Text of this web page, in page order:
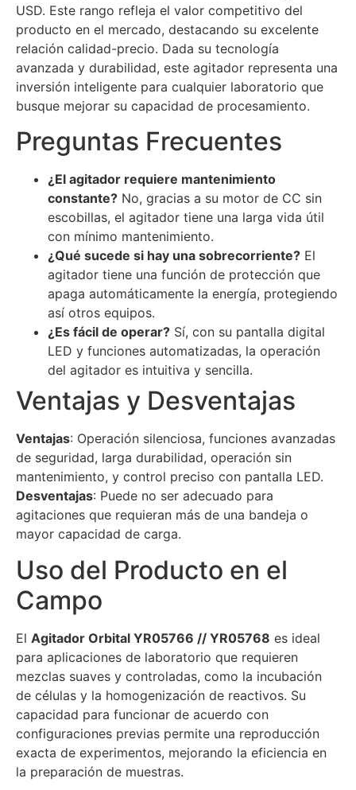
USD. Este rango refleja el valor competitivo del
producto en el mercado, destacando su excelente
relación calidad-precio. Dada su tecnología
avanzada y durabilidad, este agitador representa una
inversión inteligente para cualquier laboratorio que
busque mejorar su capacidad de procesamiento.
Preguntas Frecuentes
¿El agitador requiere mantenimiento
constante? No, gracias a su motor de CC sin
escobillas, el agitador tiene una larga vida útil
con mínimo mantenimiento.
¿Qué sucede si hay una sobrecorriente? El
agitador tiene una función de protección que
apaga automáticamente la energía, protegiendo
así otros equipos.
¿Es fácil de operar? Sí, con su pantalla digital
LED y funciones automatizadas, la operación
del agitador es intuitiva y sencilla.
Ventajas y Desventajas
Ventajas: Operación silenciosa, funciones avanzadas
de seguridad, larga durabilidad, operación sin
mantenimiento, y control preciso con pantalla LED.
Desventajas: Puede no ser adecuado para
agitaciones que requieran más de una bandeja o
mayor capacidad de carga.
Uso del Producto en el
Campo
El Agitador Orbital YR05766 // YR05768 es ideal
para aplicaciones de laboratorio que requieren
mezclas suaves y controladas, como la incubación
de células y la homogenización de reactivos. Su
capacidad para funcionar de acuerdo con
configuraciones previas permite una reproducción
exacta de experimentos, mejorando la eficiencia en
la preparación de muestras.